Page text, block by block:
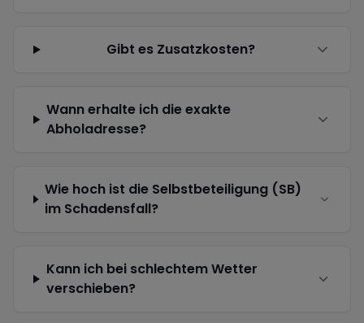
Gibt es Zusatzkosten?
Wann erhalte ich die exakte
Abholadresse?
Wie hoch ist die Selbstbeteiligung (SB)
im Schadensfall?
Kann ich bei schlechtem Wetter
verschieben?